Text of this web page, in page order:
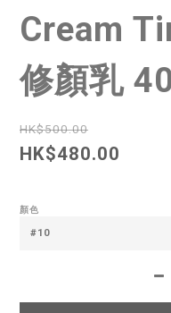
Cream
修顏乳
HK$500.00
HK$480.00
顏色